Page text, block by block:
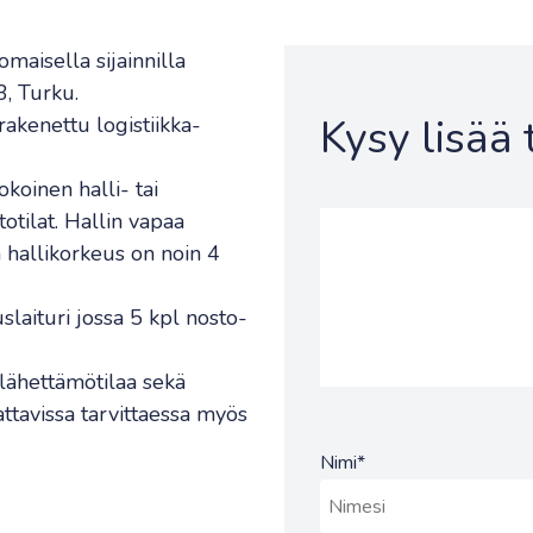
sijainnilla
Turku.
logistiikka-
halli- tai
Hallin vapaa
on noin 4
jossa 5 kpl nosto-
sekä
tarvittaessa myös
Kysy
Nimi*